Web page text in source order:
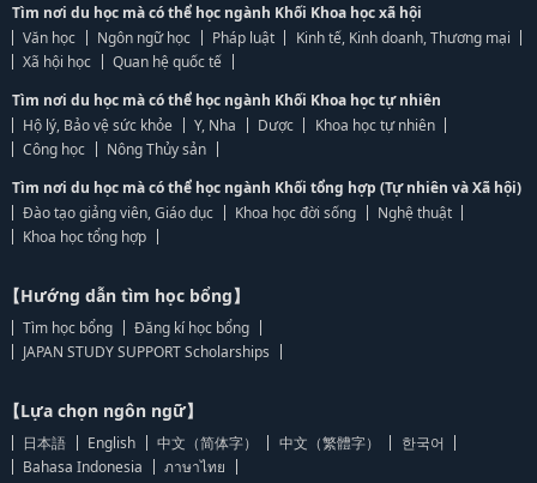
Tìm nơi du học mà có thể học ngành Khối Khoa học xã hội
Văn học
Ngôn ngữ học Pháp luật
Kinh tế, Kinh doanh, Thương mại
Xã hội học
Quan hệ quốc tế
Tìm nơi du học mà có thể học ngành Khối Khoa học tự nhiên
Hộ lý, Bảo vệ sức khỏe
Y, Nha Dược
Khoa học tự nhiên
Công học
Nông Thủy sản
Tìm nơi du học mà có thể học ngành Khối tổng hợp (Tự nhiên và Xã hội)
Đào tạo giảng viên, Giáo dục
Khoa học đời sống
Nghệ thuật
Khoa học tổng hợp
【Hướng dẫn tìm học bổng】
Tìm học bổng
Đăng kí học bổng
JAPAN STUDY SUPPORT Scholarships
【Lựa chọn ngôn ngữ】
日本語 English 中文（简体字） 中文（繁體字）
한국어
Bahasa Indonesia
ภาษาไทย